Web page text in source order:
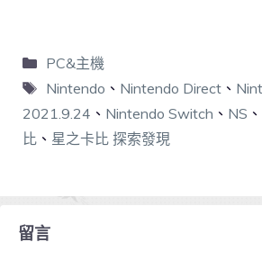
PC&主機
Nintendo 、 Nintendo Direct、
2021.9.24 、 Nintendo Switch 、 NS 、
比 、 星之卡比 探索發現
留言